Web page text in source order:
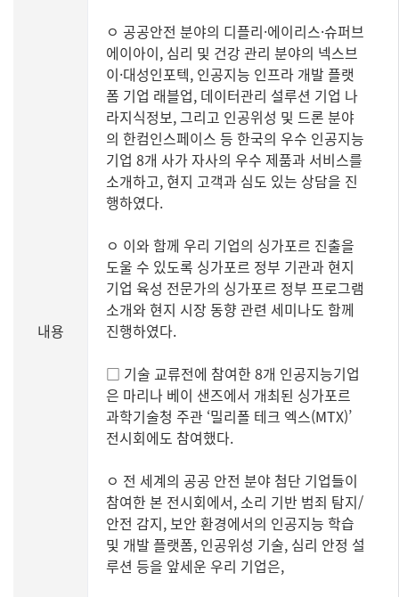
내용
ㅇ 공공안전 분야의 디플리·에이리스·슈퍼브
에이아이, 심리 및 건강 관리 분야의 넥스브
이·대성인포텍, 인공지능 인프라 개발 플랫
폼 기업 래블업, 데이터관리 설루션 기업 나
라지식정보, 그리고 인공위성 및 드론 분야
의 한컴인스페이스 등 한국의 우수 인공지능
기업 8개 사가 자사의 우수 제품과 서비스를
소개하고, 현지 고객과 심도 있는 상담을 진
행하였다.
ㅇ 이와 함께 우리 기업의 싱가포르 진출을
도울 수 있도록 싱가포르 정부 기관과 현지
기업 육성 전문가의 싱가포르 정부 프로그램
소개와 현지 시장 동향 관련 세미나도 함께
진행하였다.
□ 기술 교류전에 참여한 8개 인공지능기업
은 마리나 베이 샌즈에서 개최된 싱가포르
과학기술청 주관 ‘밀리폴 테크 엑스(MTX)’
전시회에도 참여했다.
ㅇ 전 세계의 공공 안전 분야 첨단 기업들이
참여한 본 전시회에서, 소리 기반 범죄 탐지/
안전 감지, 보안 환경에서의 인공지능 학습
및 개발 플랫폼, 인공위성 기술, 심리 안정 설
루션 등을 앞세운 우리 기업은,